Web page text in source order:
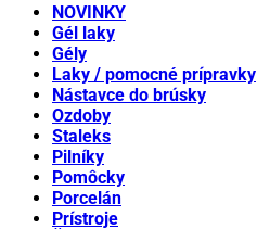
NOVINKY
Gél laky
Gély
Laky / pomocné prípravky
Nástavce do brúsky
Ozdoby
Staleks
Pilníky
Pomôcky
Porcelán
Prístroje